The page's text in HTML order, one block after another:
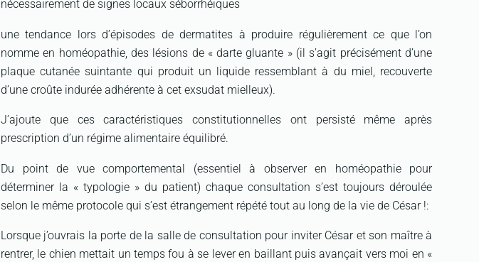
nécessairement de signes locaux séborrhéiques
une tendance lors d’épisodes de dermatites à produire régulièrement ce que l’on
nomme en homéopathie, des lésions de « darte gluante » (il s’agit précisément d’une
plaque cutanée suintante qui produit un liquide ressemblant à du miel, recouverte
d’une croûte indurée adhérente à cet exsudat mielleux).
J’ajoute que ces caractéristiques constitutionnelles ont persisté même après
prescription d’un régime alimentaire équilibré.
Du point de vue comportemental (essentiel à observer en homéopathie pour
déterminer la « typologie » du patient) chaque consultation s’est toujours déroulée
selon le même protocole qui s’est étrangement répété tout au long de la vie de César !:
Lorsque j’ouvrais la porte de la salle de consultation pour inviter César et son maître à
rentrer, le chien mettait un temps fou à se lever en baillant puis avançait vers moi en «